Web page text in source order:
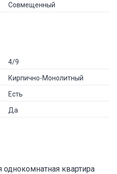
Совмещенный
4/9
Кирпично-Монолитный
Есть
Да
квартира